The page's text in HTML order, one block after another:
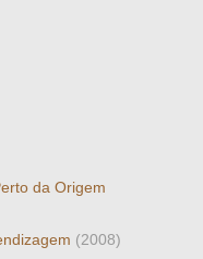
da Origem
(2008)